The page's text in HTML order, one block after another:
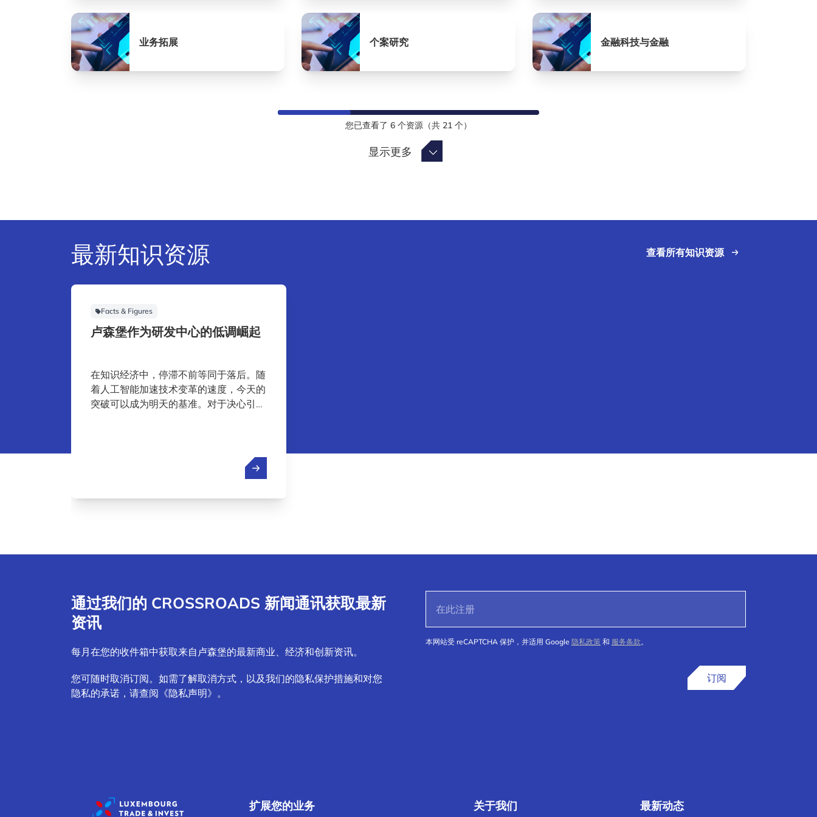
业务拓展 个案研究 金融科技与金融
您已查看了 6 个资源（共 21 个）
显示更多 显示更多
最新知识资源 查看所有知识资源
Facts & Figures
卢森堡作为研发中心的低调崛起
在知识经济中，停滞不前等同于落后。随
着人工智能加速技术变革的速度，今天的
突破可以成为明天的基准。对于决心引领
通过我们的 CROSSROADS 新闻通讯获取最新
资讯
每月在您的收件箱中获取来自卢森堡的最新商业、经济和创新资讯。
您可随时取消订阅。如需了解取消方式，以及我们的隐私保护措施和对您
隐私的承诺，请查阅《隐私声明》。
本网站受 reCAPTCHA 保护，并适用 Google 隐私政策 和 服务条款。
订阅
扩展您的业务 关于我们 最新动态